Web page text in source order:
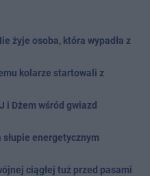
żyje osoba, która wypadła z
kolarze startowali z
i Dżem wśród gwiazd
energetycznym
ciągłej tuż przed pasami